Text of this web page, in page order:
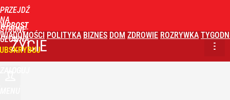
PRZEJDŹ
NA
STRONĘ
GŁÓWNĄ
WPROST
WIADOMOŚCI POLITYKA BIZNES DOM ZDROWIE ROZRYWKA
ŻYCIE